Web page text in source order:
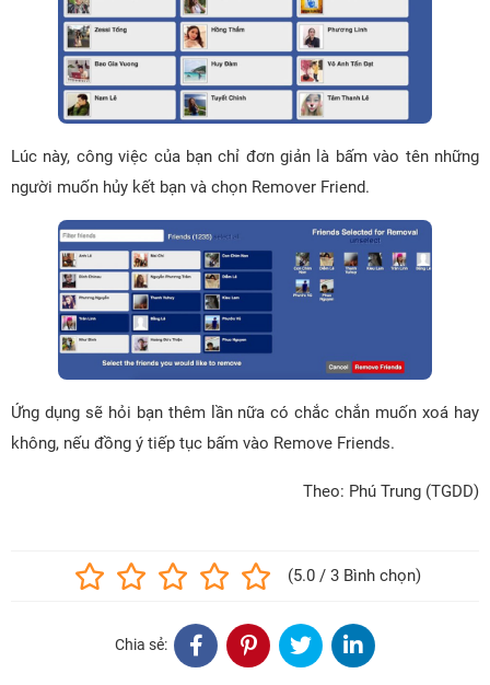
Lúc này, công việc của bạn chỉ đơn giản là bấm vào tên những
người muốn hủy kết bạn và chọn Remover Friend.
Ứng dụng sẽ hỏi bạn thêm lần nữa có chắc chắn muốn xoá hay
không, nếu đồng ý tiếp tục bấm vào Remove Friends.
Theo: Phú Trung (TGDD)
(5.0 / 3 Bình chọn)
Chia sẻ: